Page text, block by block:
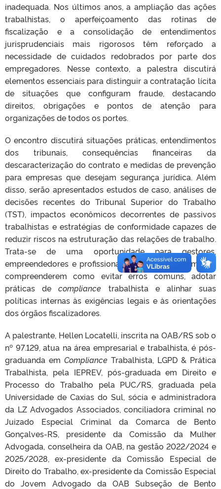
inadequada. Nos últimos anos, a ampliação das ações
trabalhistas, o aperfeiçoamento das rotinas de
fiscalização e a consolidação de entendimentos
jurisprudenciais mais rigorosos têm reforçado a
necessidade de cuidados redobrados por parte dos
empregadores. Nesse contexto, a palestra discutirá
elementos essenciais para distinguir a contratação lícita
de situações que configuram fraude, destacando
direitos, obrigações e pontos de atenção para
organizações de todos os portes.
O encontro discutirá situações práticas, entendimentos
dos tribunais, consequências financeiras da
descaracterização do contrato e medidas de prevenção
para empresas que desejam segurança jurídica. Além
disso, serão apresentados estudos de caso, análises de
decisões recentes do Tribunal Superior do Trabalho
(TST), impactos econômicos decorrentes de passivos
trabalhistas e estratégias de conformidade capazes de
reduzir riscos na estruturação das relações de trabalho.
Trata-se de uma oportunidade para gestores,
empreendedores e profissionais de Recursos Humanos
compreenderem como evitar erros comuns, adotar
práticas decompliance trabalhista e alinhar suas
políticas internas às exigências legais e às orientações
dos órgãos fiscalizadores.
A palestrante, Hellen Locatelli, inscrita na OAB/RS sob o
nº 97.129, atua na área empresarial e trabalhista, é pós-
graduanda em Compliance Trabalhista, LGPD & Prática
Trabalhista, pela IEPREV, pós-graduada em Direito e
Processo do Trabalho pela PUC/RS, graduada pela
Universidade de Caxias do Sul, sócia e administradora
da LZ Advogados Associados, conciliadora criminal no
Juizado Especial Criminal da Comarca de Bento
Gonçalves-RS, presidente da Comissão da Mulher
Advogada, conselheira da OAB, na gestão 2022/2024 e
2025/2028, ex-presidente da Comissão Especial de
Direito do Trabalho, ex-presidente da Comissão Especial
do Jovem Advogado da OAB Subseção de Bento